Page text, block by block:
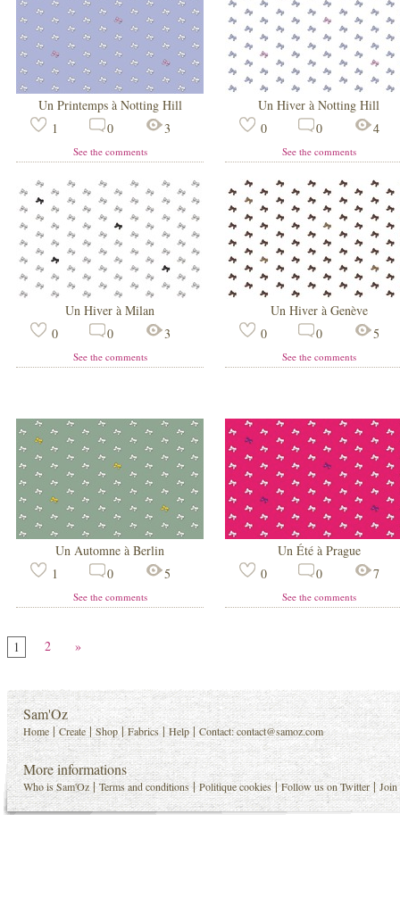
Un Printemps à Notting Hill
1
0 3
See the comments
Un Hiver à Notting Hill
0
0 4
See the comments
Un Hiver à Milan
0
0 3
See the comments
Un Hiver à Genève
0
0 5
See the comments
Un Automne à Berlin
1
0 5
See the comments
Un Été à Prague
0
0 7
See the comments
1 2 »
Sam'Oz
Home |Create |Shop |Fabrics |Help |Contact:contact@samoz.com
More informations
Who is Sam'Oz |Terms and conditions |Politique cookies |Follow us on Twitter |Join